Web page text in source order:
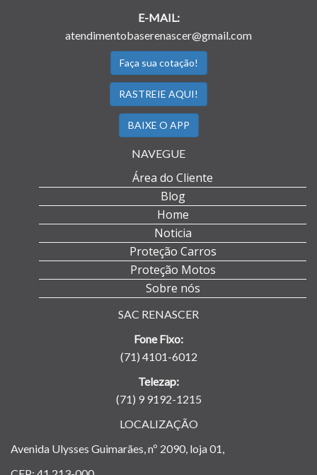
E-MAIL:
atendimentobaserenascer@gmail.com
Faça sua cotação!
RASTREIE AQUI!
BAIXE O APP
NAVEGUE
Área do Cliente
Blog
Home
Noticia
Proteção Carros
Proteção Motos
Sobre nós
SAC RENASCER
Fone Fixo:
(71) 4101-6012
Telezap:
(71) 9 9192-1215
LOCALIZAÇÃO
Avenida Ulysses Guimarães, nº 2090, loja 01,